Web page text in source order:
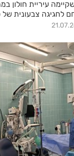
לחגיגה צבעונית של